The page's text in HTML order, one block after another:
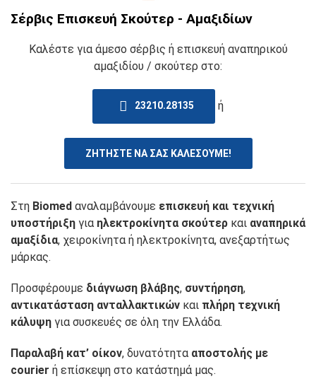
Σέρβις Επισκευή Σκούτερ - Αμαξιδίων
Καλέστε για άμεσο σέρβις ή επισκευή αναπηρικού
αμαξιδίου / σκούτερ στο:
23210.28135 ή
ΖΗΤΗΣΤΕ ΝΑ ΣΑΣ ΚΑΛΕΣΟΥΜΕ!
Στη Biomed αναλαμβάνουμε επισκευή και τεχνική
υποστήριξη για ηλεκτροκίνητα σκούτερ και αναπηρικά
αμαξίδια, χειροκίνητα ή ηλεκτροκίνητα, ανεξαρτήτως
μάρκας.
Προσφέρουμε διάγνωση βλάβης, συντήρηση,
αντικατάσταση ανταλλακτικών και πλήρη τεχνική
κάλυψη για συσκευές σε όλη την Ελλάδα.
Παραλαβή κατ’ οίκον, δυνατότητα αποστολής με
courier ή επίσκεψη στο κατάστημά μας.